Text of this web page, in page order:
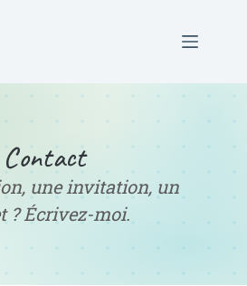
Contact
une invitation, un
? Écrivez-moi.